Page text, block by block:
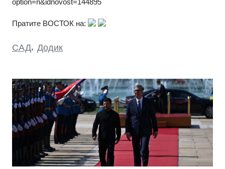
option=n&idnovost=144895
Пратите ВОСТОК на:
САД, Додик